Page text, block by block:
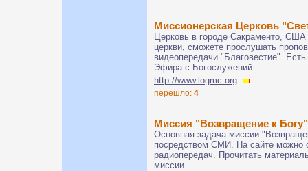
Миссионерская Церковь
Церковь в городе Сакраменто,
церкви, сможете прослушать
видеопередачи "Благовестие".
Эфира с Богослужений.
http://www.logmc.org
перешло: 4
Миссия "Возвращение к Богу"
Основная задача миссии
посредством СМИ. На сайте можно
радиопередач. Прочитать
миссии.